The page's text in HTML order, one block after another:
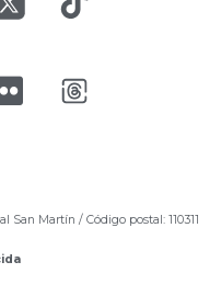
San Martín / Código postal: 110311